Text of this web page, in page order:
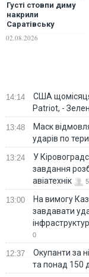
Густі стовпи диму
накрили
Саратівську
область після
масованого удару
02.08.2026
14:14
США щомісяця
Patriot, -
13:48
Маск
ударів по
13:24
У
завдання
авіатехнік
13:00
На вимогу
завдавати
0
12:37
Окупанти за
та понад 150